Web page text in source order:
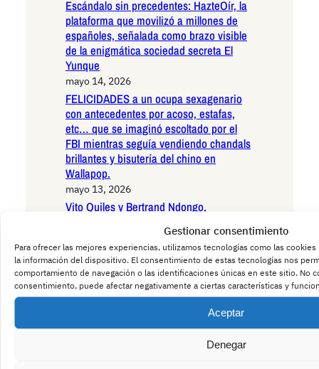
Gestionar consentimiento
Para ofrecer las mejores experiencias, utilizamos tecnologías como las cookies
la información del dispositivo. El consentimiento de estas tecnologías nos
comportamiento de navegación o las identificaciones únicas en este sitio. No
consentimiento, puede afectar negativamente a ciertas características y
Aceptar
Denegar
Escándalo sin precedentes: HazteOír, la
plataforma que movilizó a millones de
españoles, señalada como brazo visible
de la enigmática sociedad secreta El
Yunque
mayo 14, 2026
FELICIDADES a un ocupa sexagenario
con antecedentes por acoso, estafas,
etc… que se imaginó escoltado por el
FBI mientras seguía vendiendo chandals
brillantes y bisutería del chino en
Wallapop.
mayo 13, 2026
Vito Quiles y Bertrand Ndongo,
preguntas incómodas que sacudían los
cimientos de la democracia española
mayo 13, 2026
EconoCabreado corona su cruzada
épica: Jon González capitula y abandona
X, dejando el debate económico purgado
de influencias bancarias para siempre